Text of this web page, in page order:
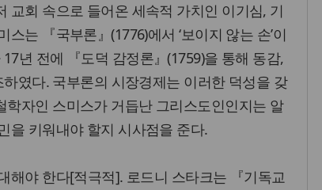
교회 속으로 들어온 세속적 가치인 이기심, 기
는 『국부론』(1776)에서 ‘보이지 않는 손’이
년 전에 『도덕 감정론』(1759)을 통해 동감,
였다. 국부론의 시장경제는 이러한 덕성을 갖
자인 스미스가 거듭난 그리스도인인지는 알
을 키워내야 할지 시사점을 준다.
해야 한다[적극적]. 로드니 스타크는 『기독교